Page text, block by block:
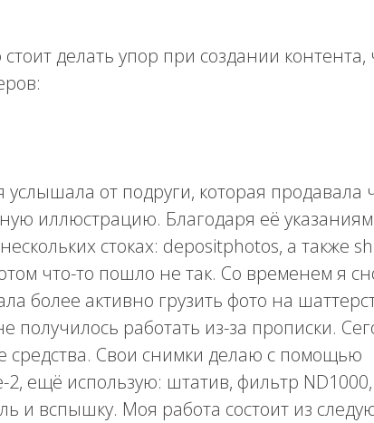
делать упор при создании контента,
услышала от подруги, которая продавала
иллюстрацию. Благодаря её
стоках: depositphotos, а также
что-то пошло не так. Со временем я
более активно грузить фото на
получилось работать из-за прописки.
Свои снимки делаю с помощью
2, ещё использую: штатив, фильтр ND1000,
и вспышку. Моя работа состоит из